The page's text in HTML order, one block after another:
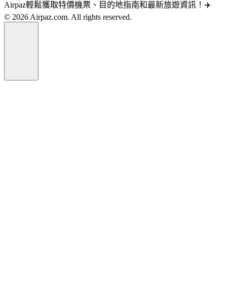
Airpaz輕鬆獲取特價機票、目的地指南和最新旅遊資訊！✈️
© 2026 Airpaz.com. All rights reserved.